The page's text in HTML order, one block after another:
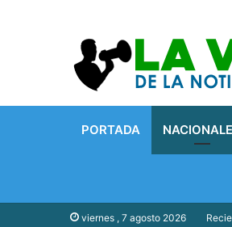
PORTADA
viernes , 7 agosto 2026